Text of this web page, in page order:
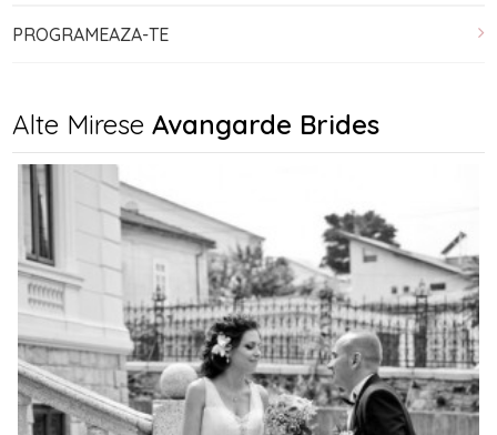
PROGRAMEAZA-TE
Alte MireseAvangarde Brides